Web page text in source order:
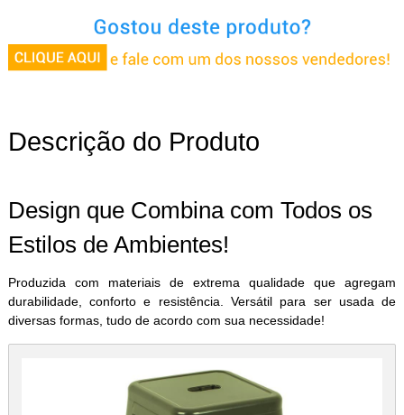
Descrição do Produto
Design que Combina com Todos os
Estilos de Ambientes!
Produzida com materiais de extrema qualidade que agregam
durabilidade, conforto e resistência. Versátil para ser usada de
diversas formas, tudo de acordo com sua necessidade!